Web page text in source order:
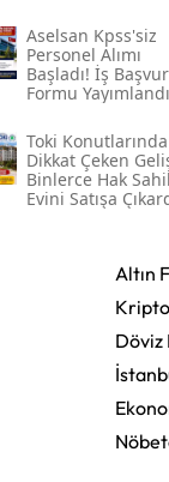
Başlayacak
Aselsan Kpss'siz
Personel Alımı
Başladı! İş
Formu
Personel Alınacak
Toki̇ Konutlarında
Dikkat Çeken
Binlerce Hak
Evini Satışa
Altın
Döviz